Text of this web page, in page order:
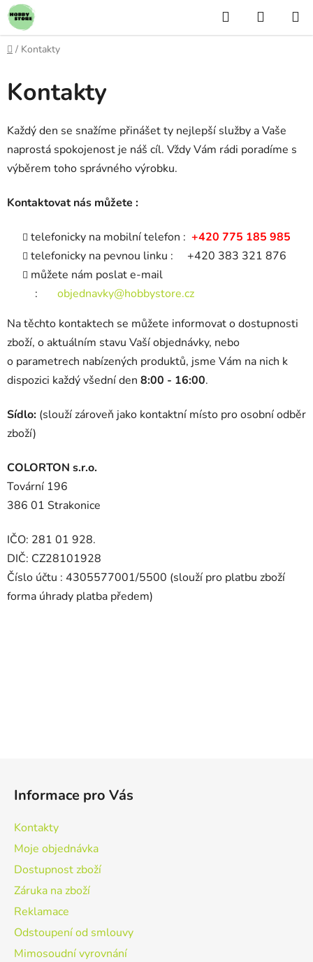
Přejít
na
obsah
Hledat
KOŠÍK
Domů
/ Kontakty
Kontakty
Každý den se snažíme přinášet ty nejlepší služby a Vaše
naprostá spokojenost je náš cíl. Vždy Vám rádi poradíme s
výběrem toho správného výrobku.
Kontaktovat nás můžete :
telefonicky na mobilní telefon : +420 775 185 985
telefonicky na pevnou linku : +420 383 321 876
můžete nám poslat e-mail
: objednavky@hobbystore.cz
Na těchto kontaktech se můžete informovat o dostupnosti
zboží, o aktuálním stavu Vaší objednávky, nebo
o parametrech nabízených produktů, jsme Vám na nich k
dispozici každý všední den 8:00 - 16:00.
Sídlo: (slouží zároveň jako kontaktní místo pro osobní odběr
zboží)
COLORTON s.r.o.
Tovární 196
386 01 Strakonice
IČO: 281 01 928.
DIČ: CZ28101928
Číslo účtu : 4305577001/5500 (slouží pro platbu zboží
forma úhrady platba předem)
Informace pro Vás
Kontakty
Moje objednávka
Dostupnost zboží
Záruka na zboží
Reklamace
Odstoupení od smlouvy
Mimosoudní vyrovnání